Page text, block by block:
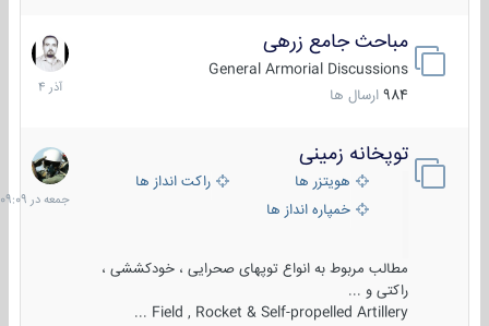
مباحث جامع زرهی
General Armorial Discussions
984 ارسال ها
7
آذر
1404
توپخانه زمینی
هویتزر ها
راکت انداز ها
خمپاره انداز ها
مطالب مربوط به انواع توپهای صحرایی ، خودکششی ،
راکتی و ...
Field , Rocket & Self-propelled Artillery ...
جمعه
در
09:09